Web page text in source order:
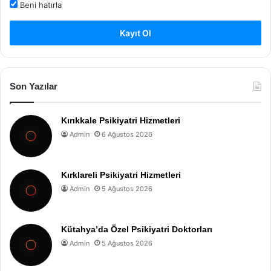
Beni hatırla
Kayıt Ol
Son Yazılar
Kırıkkale Psikiyatri Hizmetleri
Admin 6 Ağustos 2026
Kırklareli Psikiyatri Hizmetleri
Admin 5 Ağustos 2026
Kütahya’da Özel Psikiyatri Doktorları
Admin 5 Ağustos 2026